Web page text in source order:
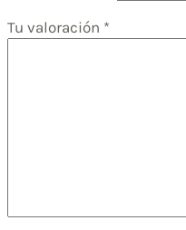
Tu valoración *